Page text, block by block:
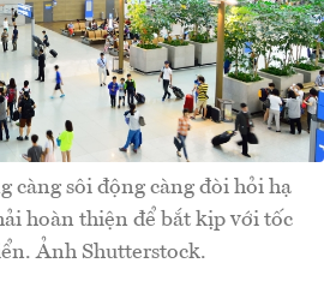
càng sôi động càng đòi hỏi hạ
hoàn thiện để bắt kịp với tốc
Ảnh Shutterstock.